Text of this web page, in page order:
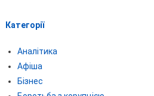
Категорії
Аналітика
Афіша
Бізнес